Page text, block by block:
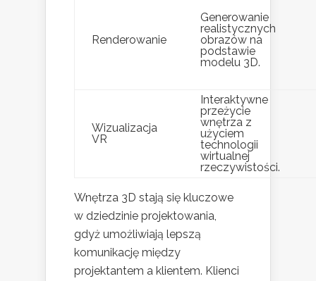
Renderowanie
Generowanie
realistycznych
obrazów na
podstawie
modelu 3D.
Wizualizacja
VR
Interaktywne
przeżycie
wnętrza z
użyciem
technologii
wirtualnej
rzeczywistości.
Wnętrza 3D stają się kluczowe
w dziedzinie projektowania,
gdyż umożliwiają lepszą
komunikację między
projektantem a klientem. Klienci